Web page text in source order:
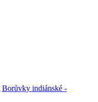
Borůvky indiánské -